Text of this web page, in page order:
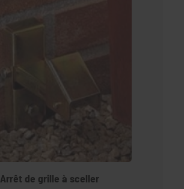
Arrêt de grille à sceller